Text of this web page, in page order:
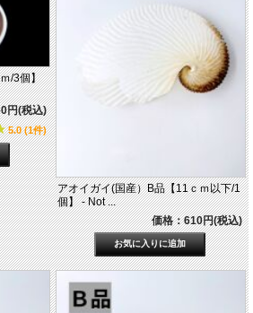
/3個】
円(税込)
5.0 (1件)
アオイガイ(国産）B品【11ｃｍ以下/1
個】 - Not ...
価格：610円(税込)